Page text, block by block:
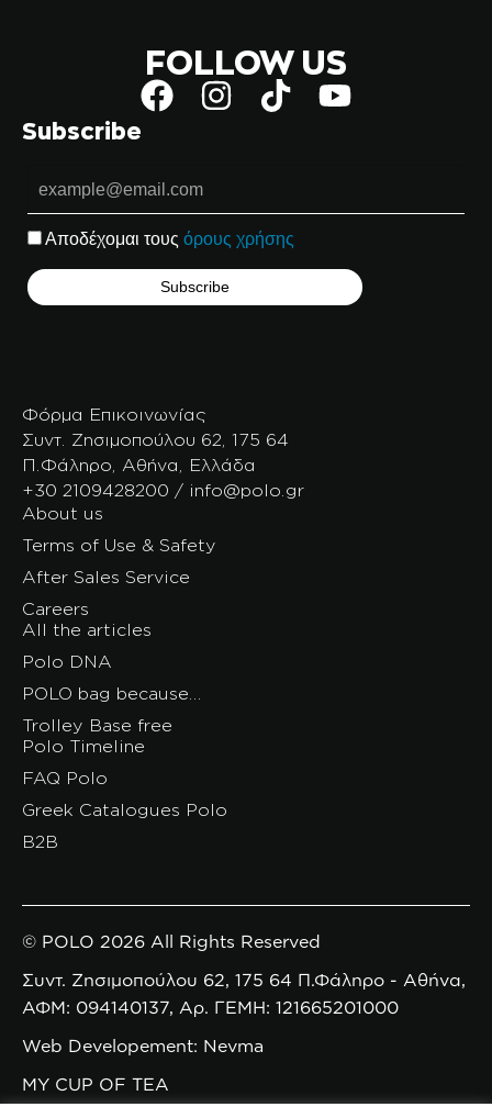
FOLLOW US
Subscribe
Αποδέχομαι τους όρους χρήσης
Φόρμα Επικοινωνίας
Συντ. Ζησιμοπούλου 62, 175 64
Π.Φάληρο, Αθήνα, Ελλάδα
+30 2109428200 / info@polo.gr
About us
Terms of Use & Safety
After Sales Service
Careers
All the articles
Polo DNA
POLO bag because…
Trolley Base free
Polo Timeline
FAQ Polo
Greek Catalogues Polo
B2B
© POLO 2026 All Rights Reserved
Συντ. Ζησιμοπούλου 62, 175 64 Π.Φάληρο - Αθήνα,
ΑΦΜ: 094140137, Αρ. ΓΕΜΗ: 121665201000
Web Developement: Nevma
MY CUP OF TEA